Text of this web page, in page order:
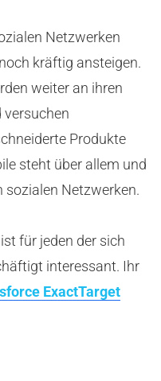
Netzwerken
kräftig ansteigen.
weiter an ihren
versuchen
Produkte
steht über allem und
sozialen Netzwerken.
für jeden der sich
interessant. Ihr
ExactTarget